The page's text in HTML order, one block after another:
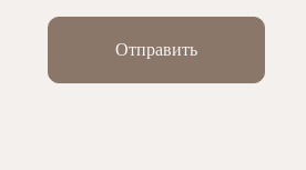
Отправить